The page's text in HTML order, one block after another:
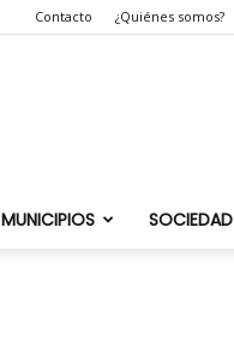
Contacto ¿Quiénes somos?
MUNICIPIOS SOCIEDAD